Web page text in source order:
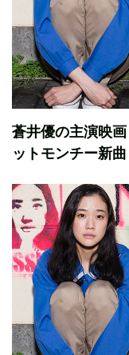
蒼井優の主演映
ットモンチー新曲